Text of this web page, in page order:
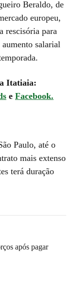
Beraldo, de
europeu,
rescisória para
salarial
Itatiaia:
e Facebook.
Paulo, até o
mais extenso
terá duração
após pagar